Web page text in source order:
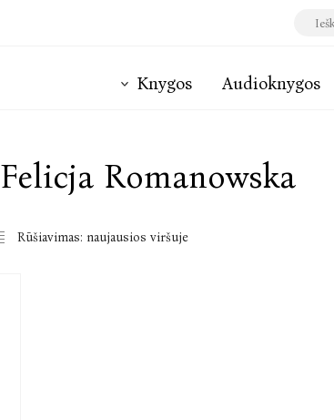
Knygos Audioknygos
Felicja Romanowska